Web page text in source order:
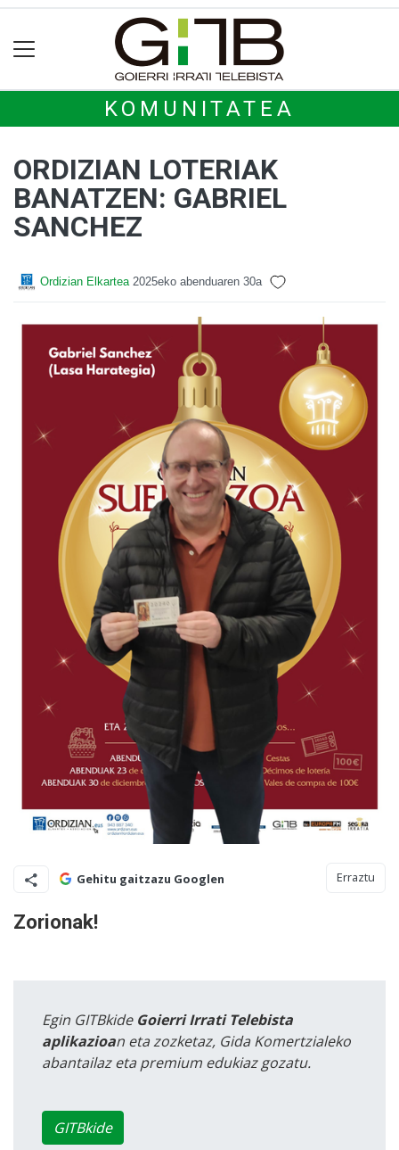
KOMUNITATEA
ORDIZIAN LOTERIAK
BANATZEN: GABRIEL
SANCHEZ
Ordizian Elkartea 2025eko abenduaren 30a
Gehitu gaitzazu Googlen Erraztu
Zorionak!
Egin GITBkide Goierri Irrati Telebista
aplikazioan eta zozketaz, Gida Komertzialeko
abantailaz eta premium edukiaz gozatu.
GITBkide